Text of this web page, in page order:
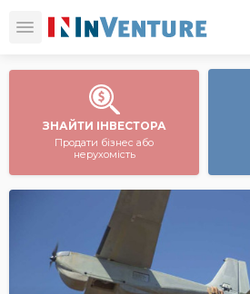
ЗНАЙТИ ІНВЕСТОРА
Продати бізнес або
нерухомість